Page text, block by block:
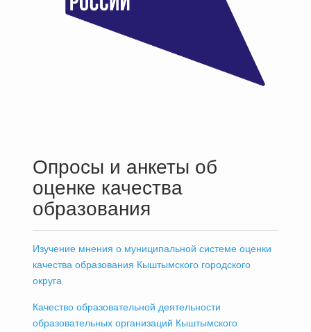
Опросы и анкеты об
оценке качества
образования
Изучение мнения о муниципальной системе оценки
качества образования Кыштымского городского
округа
Качество образовательной деятельности
образовательных организаций Кыштымского